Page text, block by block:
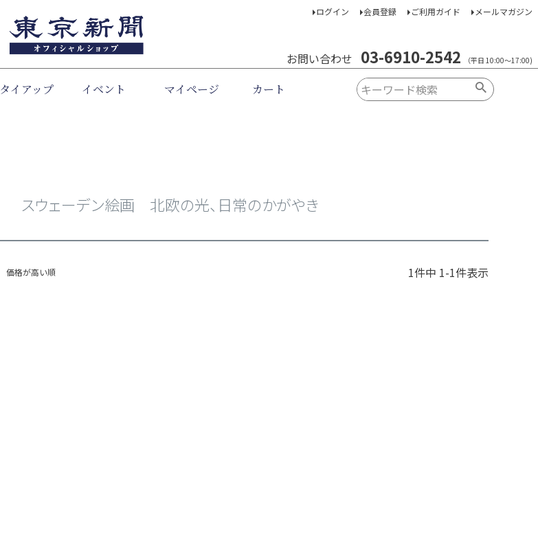
ログイン 会員登録 ご利用ガイド メールマガジン
お問い合わせ 03-6910-2542 （平日 10:00～17:00)
タイアップ イベント マイページ カート
スウェーデン絵画 北欧の光、日常のかがやき
価格が高い順 1件中 1-1件表示